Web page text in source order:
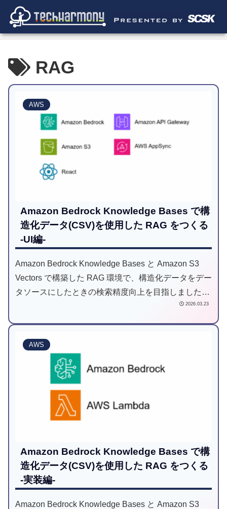
RAG
AWS
Amazon Bedrock Knowledge Bases で構
造化データ(CSV)を使用した RAG をつくる
-UI編-
Amazon Bedrock Knowledge Bases と Amazon S3
Vectors で構築した RAG 環境で、構造化データをデー
タソースにしたときの検索精度向上を目指しました。
2026.03.23
AWS
Amazon Bedrock Knowledge Bases で構
造化データ(CSV)を使用した RAG をつくる
-実装編-
Amazon Bedrock Knowledge Bases と Amazon S3